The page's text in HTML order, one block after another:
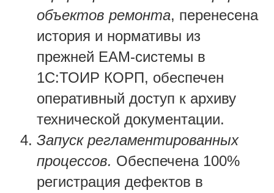
объектов ремонта, перенесена
история и нормативы из
прежней EAM-системы в
1С:ТОИР КОРП, обеспечен
оперативный доступ к архиву
технической документации.
Запуск регламентированных
процессов. Обеспечена 100%
регистрация дефектов в